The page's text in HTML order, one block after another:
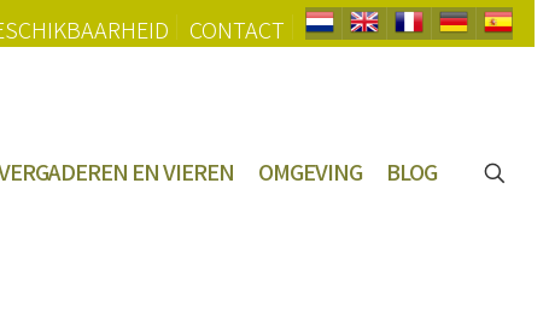
CONTACT
EN VIEREN OMGEVING BLOG